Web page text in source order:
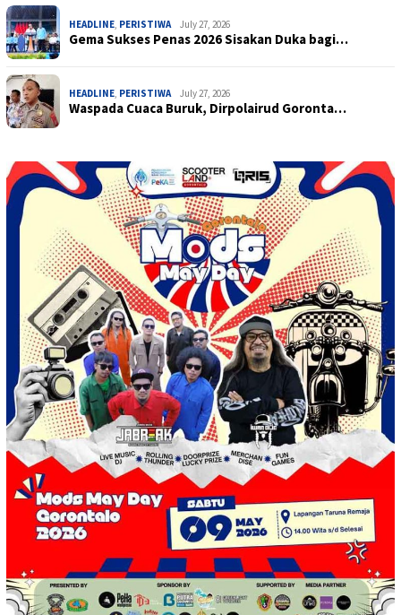
HEADLINE, PERISTIWA July 27, 2026
Gema Sukses Penas 2026 Sisakan Duka bagi…
HEADLINE, PERISTIWA July 27, 2026
Waspada Cuaca Buruk, Dirpolairud Goronta…